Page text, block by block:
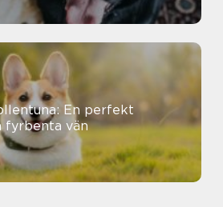
En perfekt
fyrbenta vän